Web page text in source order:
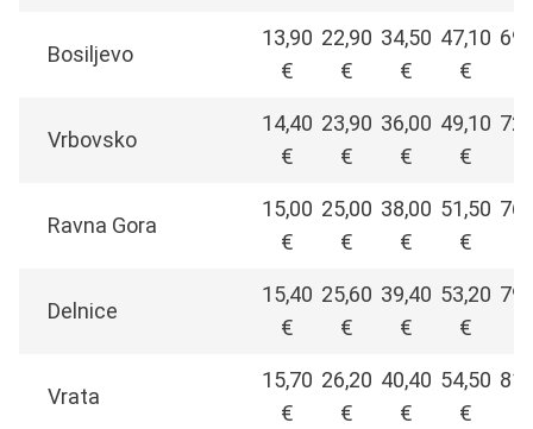
Bosiljevo
13,90
€
22,90
€
34,50
€
47,10
€
Vrbovsko
14,40
€
23,90
€
36,00
€
49,10
€
Ravna Gora
15,00
€
25,00
€
38,00
€
51,50
€
Delnice
15,40
€
25,60
€
39,40
€
53,20
€
Vrata
15,70
€
26,20
€
40,40
€
54,50
€